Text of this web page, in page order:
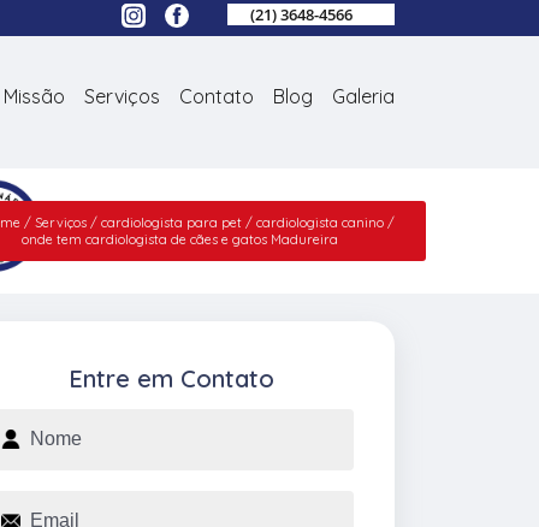
(21) 3648-4566
Missão Serviços Contato Blog Galeria
Serviços cardiologista para pet
cardiologista canino
onde tem cardiologista de cães e gatos Madureira
Entre em Contato